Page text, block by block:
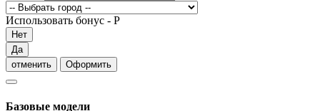
Использовать бонус - Р
Нет
Да
отменить
Оформить
Базовые модели